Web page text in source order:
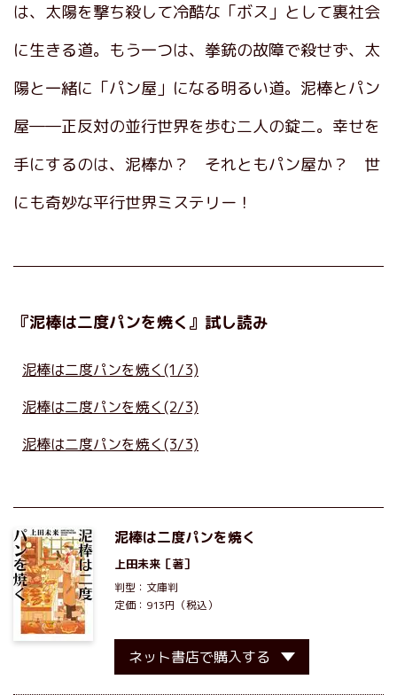
は、太陽を撃ち殺して冷酷な「ボス」として裏社会
に生きる道。もう一つは、拳銃の故障で殺せず、太
陽と一緒に「パン屋」になる明るい道。泥棒とパン
屋――正反対の並行世界を歩む二人の錠二。幸せを
手にするのは、泥棒か？ それともパン屋か？ 世
にも奇妙な平行世界ミステリー！
『泥棒は二度パンを焼く』試し読み
泥棒は二度パンを焼く(1/3)
泥棒は二度パンを焼く(2/3)
泥棒は二度パンを焼く(3/3)
泥棒は二度パンを焼く
上田未来 ［著］
判型：文庫判
定価：913円（税込）
ネット書店で購入する